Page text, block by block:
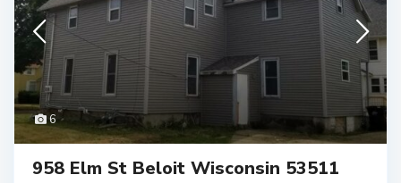
6
958 Elm St Beloit Wisconsin 53511